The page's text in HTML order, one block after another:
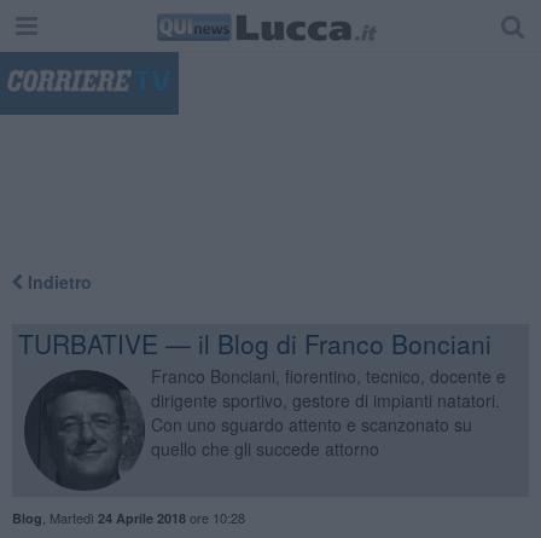
Indietro
TURBATIVE — il Blog di Franco Bonciani
Franco Bonciani, fiorentino, tecnico, docente e
dirigente sportivo, gestore di impianti natatori.
Con uno sguardo attento e scanzonato su
quello che gli succede attorno
Blog Martedì 24 Aprile 2018ore 10:28